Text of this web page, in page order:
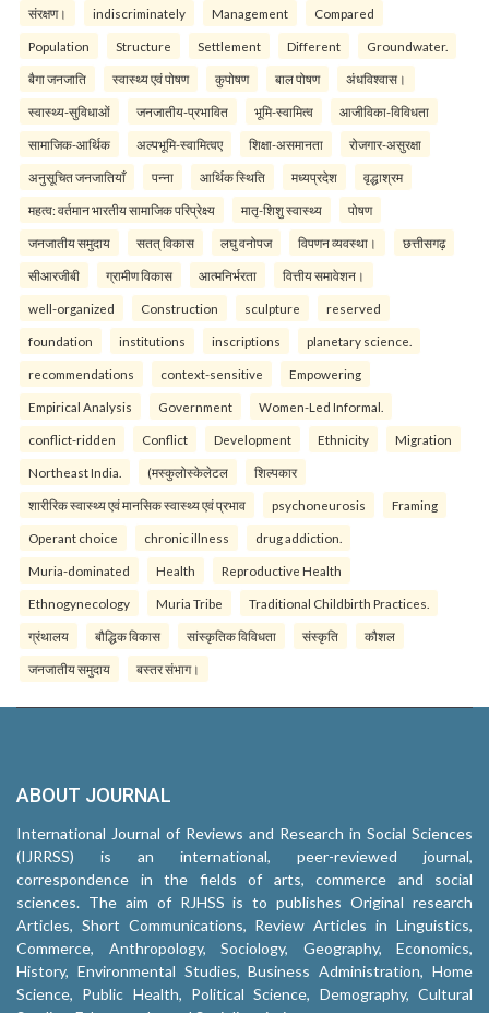
संरक्षण। indiscriminately Management Compared
Population Structure Settlement Different Groundwater.
बैगा जनजाति स्वास्थ्य एवं पोषण कुपोषण बाल पोषण अंधविश्वास।
स्वास्थ्य-सुविधाओं जनजातीय-प्रभावित भूमि-स्वामित्व आजीविका-विविधता
सामाजिक-आर्थिक अल्पभूमि-स्वामित्वए शिक्षा-असमानता रोजगार-असुरक्षा
अनुसूचित जनजातियाँ पन्ना आर्थिक स्थिति मध्यप्रदेश वृद्धाश्रम
महत्व: वर्तमान भारतीय सामाजिक परिप्रेक्ष्य मातृ-शिशु स्वास्थ्य पोषण
जनजातीय समुदाय सतत् विकास लघु वनोपज विपणन व्यवस्था। छत्तीसगढ़
सीआरजीबी ग्रामीण विकास आत्मनिर्भरता वित्तीय समावेशन।
well-organized Construction sculpture reserved
foundation institutions inscriptions planetary science.
recommendations context-sensitive Empowering
Empirical Analysis Government Women-Led Informal.
conflict-ridden Conflict Development Ethnicity Migration
Northeast India. (मस्कुलोस्केलेटल शिल्पकार
शारीरिक स्वास्थ्य एवं मानसिक स्वास्थ्य एवं प्रभाव psychoneurosis Framing
Operant choice chronic illness drug addiction.
Muria-dominated Health Reproductive Health
Ethnogynecology Muria Tribe Traditional Childbirth Practices.
ग्रंथालय बौद्धिक विकास सांस्कृतिक विविधता संस्कृति कौशल
जनजातीय समुदाय बस्तर संभाग।
ABOUT JOURNAL
International Journal of Reviews and Research in Social Sciences
(IJRRSS) is an international, peer-reviewed journal,
correspondence in the fields of arts, commerce and social
sciences. The aim of RJHSS is to publishes Original research
Articles, Short Communications, Review Articles in Linguistics,
Commerce, Anthropology, Sociology, Geography, Economics,
History, Environmental Studies, Business Administration, Home
Science, Public Health, Political Science, Demography, Cultural